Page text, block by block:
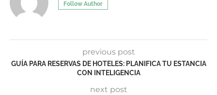
Follow Author
previous post
GUÍA PARA RESERVAS DE HOTELES: PLANIFICA TU ESTANCIA
CON INTELIGENCIA
next post